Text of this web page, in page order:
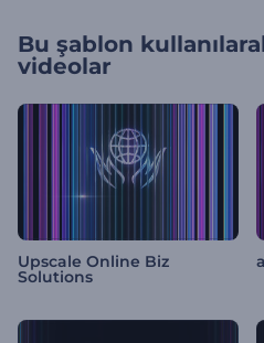
Bu şablon
videolar
Upscale Online Biz
Solutions